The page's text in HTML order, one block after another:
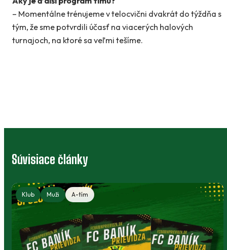
– Momentálne trénujeme v telocvični dvakrát do týždňa s
tým, že sme potvrdili účasť na viacerých halových
turnajoch, na ktoré sa veľmi tešíme.
Súvisiace články
Klub Muži